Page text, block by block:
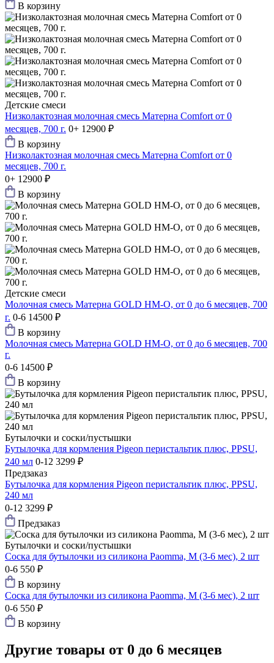
В корзину
Детские смеси
Низколактозная молочная смесь Матерна Comfort от 0
месяцев, 700 г. 0+ 12900 ₽
В корзину
Низколактозная молочная смесь Матерна Comfort от 0
месяцев, 700 г.
0+ 12900 ₽
В корзину
Детские смеси
Молочная смесь Матерна GOLD HM-O, от 0 до 6 месяцев, 700
г. 0-6 14500 ₽
В корзину
Молочная смесь Матерна GOLD HM-O, от 0 до 6 месяцев, 700
г.
0-6 14500 ₽
В корзину
Бутылочки и соски/пустышки
Бутылочка для кормления Pigeon перистальтик плюс, PPSU,
240 мл 0-12 3299 ₽
Предзаказ
Бутылочка для кормления Pigeon перистальтик плюс, PPSU,
240 мл
0-12 3299 ₽
Предзаказ
Бутылочки и соски/пустышки
Соска для бутылочки из силикона Paomma, M (3-6 мес), 2 шт
0-6 550 ₽
В корзину
Соска для бутылочки из силикона Paomma, M (3-6 мес), 2 шт
0-6 550 ₽
В корзину
Другие товары от 0 до 6 месяцев